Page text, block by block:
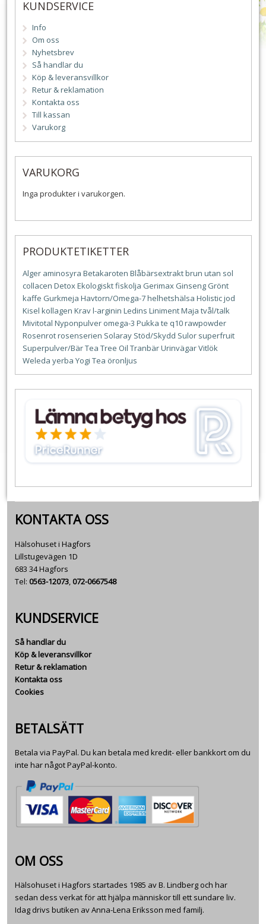
KUNDSERVICE
Info
Om oss
Nyhetsbrev
Så handlar du
Köp & leveransvillkor
Retur & reklamation
Kontakta oss
Till kassan
Varukorg
VARUKORG
Inga produkter i varukorgen.
PRODUKTETIKETTER
Alger aminosyra Betakaroten Blåbärsextraktbrun utan sol
collacen DetoxEkologisktfiskolja Gerimax Ginseng Grönt
kaffe Gurkmeja Havtorn/Omega-7helhetshälsa Holisticjod
Kisel kollagen Kravl-arginin Ledins LinimentMaja tvål/talk
Mivitotal Nyponpulver omega-3 Pukka te q10rawpowder
Rosenrotrosenserien Solaray Stöd/Skydd Sulor superfruit
Superpulver/BärTea Tree Oil TranbärUrinvägarVitlök
Weleda yerba Yogi Tea öronljus
KONTAKTA OSS
Hälsohuset i Hagfors
Lillstugevägen 1D
683 34 Hagfors
Tel: 0563-12073,072-0667548
KUNDSERVICE
Så handlar du
Köp & leveransvillkor
Retur & reklamation
Kontakta oss
Cookies
BETALSÄTT
Betala via PayPal. Du kan betala med kredit- eller bankkort om du
inte har något PayPal-konto.
OM OSS
Hälsohuset i Hagfors startades 1985 av B. Lindberg och har
sedan dess verkat för att hjälpa människor till ett sundare liv.
Idag drivs butiken av Anna-Lena Eriksson med familj.